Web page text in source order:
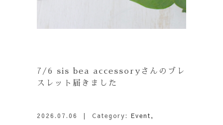
7/6 sis bea accessoryさんのブレ
スレット届きました
2026.07.06 | Category: Event,